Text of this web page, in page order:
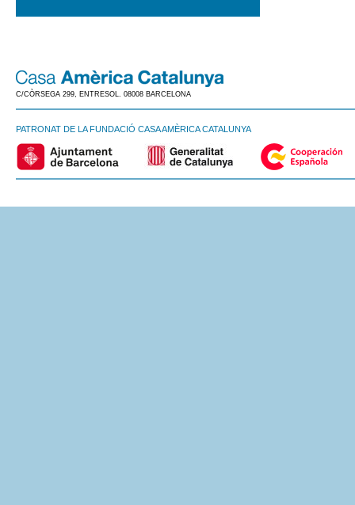
C/CÒRSEGA 299, ENTRESOL. 08008 BARCELONA
PATRONAT DE LA FUNDACIÓ CASA AMÈRICA CATALUNYA